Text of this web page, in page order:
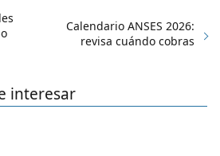
Calendario ANSES 2026:
revisa cuándo cobras
interesar